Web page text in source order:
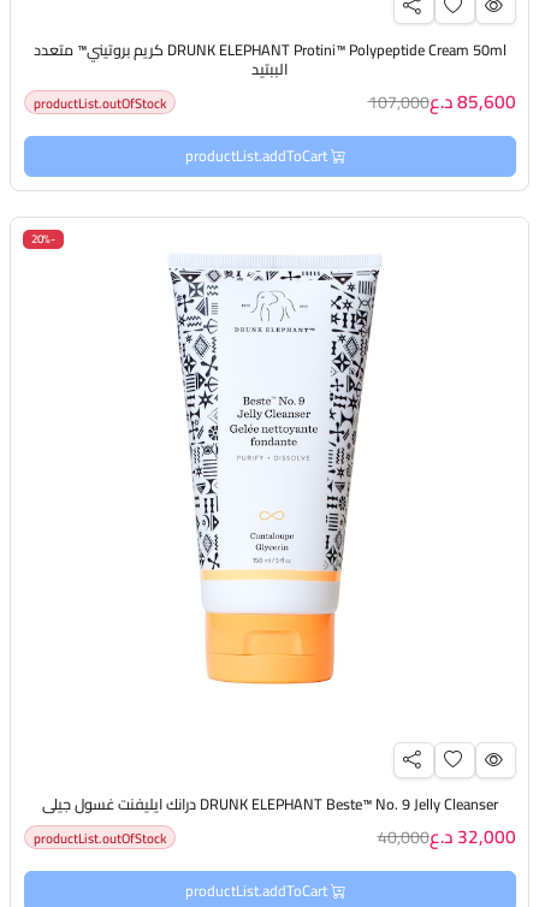
DRUNK ELEPHANT Protini™ Polypeptide Cream 50ml كريم بروتيني™ متعدد
الببتيد
85,600 د.ع 107,000
productList.outOfStock
productList.addToCart
-20%
DRUNK ELEPHANT Beste™ No. 9 Jelly Cleanser درانك ايليفنت غسول جيلي
32,000 د.ع 40,000
productList.outOfStock
productList.addToCart